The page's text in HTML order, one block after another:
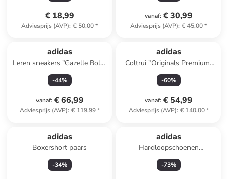
€ 18,99
Adviesprijs (AVP): € 50,00*
vanaf: € 30,99
Adviesprijs (AVP): € 45,00*
adidas
Leren sneakers "Gazelle Bold"
rood
-44%
vanaf: € 66,99
Adviesprijs (AVP): € 119,99*
adidas
Coltrui "Originals Premium"
bruin
-60%
vanaf: € 54,99
Adviesprijs (AVP): € 140,00*
adidas
Boxershort paars
-34%
adidas
Hardloopschoenen
"Ultraboost 22" beige
-73%